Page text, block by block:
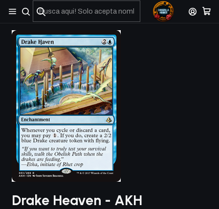
No olviden reportar sus depositos y transferencias por Whatsapp
Drake Heaven - AKH